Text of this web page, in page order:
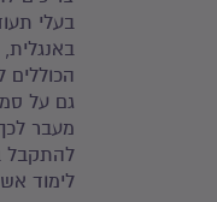
בעלי
גם על
לימוד